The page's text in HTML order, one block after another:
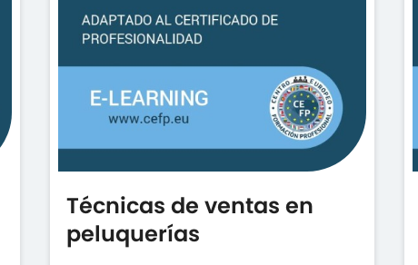
Técnicas de ventas en
peluquerías